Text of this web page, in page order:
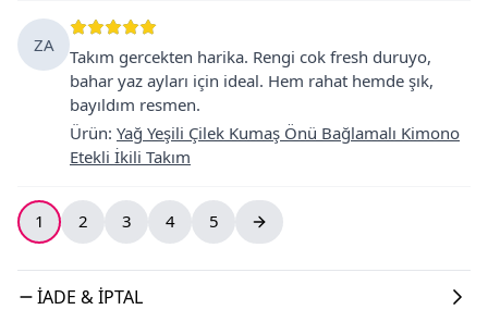
ZA
Takım gercekten harika. Rengi cok fresh duruyo,
bahar yaz ayları için ideal. Hem rahat hemde şık,
bayıldım resmen.
Ürün: Yağ Yeşili Çilek Kumaş Önü Bağlamalı Kimono
Etekli İkili Takım
1 2 3 4 5
İADE & İPTAL